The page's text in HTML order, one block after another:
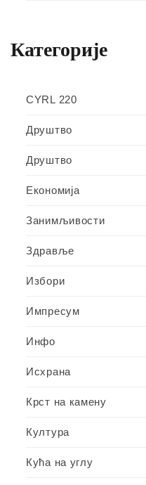
Категорије
CYRL 220
Друштво
Друштво
Економија
Занимљивости
Здравље
Избори
Импресум
Инфо
Исхрана
Крст на камену
Култура
Кућа на углу